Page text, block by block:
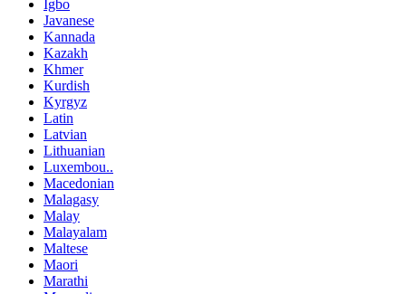
Igbo
Javanese
Kannada
Kazakh
Khmer
Kurdish
Kyrgyz
Latin
Latvian
Lithuanian
Luxembou..
Macedonian
Malagasy
Malay
Malayalam
Maltese
Maori
Marathi